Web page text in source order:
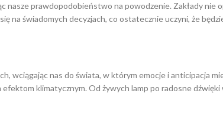
prawdopodobieństwo na powodzenie. Zakłady nie
na świadomych decyzjach, co ostatecznie uczyni, że
nas do świata, w którym emocje i anticipacja
klimatycznym. Od żywych lamp po radosne dźwięki